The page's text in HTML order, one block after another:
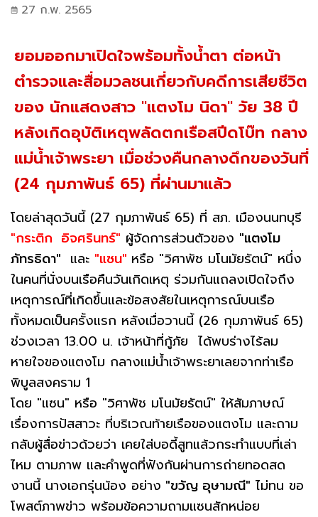
27 ก.พ. 2565
ยอมออกมาเปิดใจพร้อมทั้งน้ำตา ต่อหน้า
ตำรวจและสื่อมวลชนเกี่ยวกับคดีการเสียชีวิต
ของ นักแสดงสาว "แตงโม นิดา" วัย 38 ปี
หลังเกิดอุบัติเหตุพลัดตกเรือสปีดโบ๊ท กลาง
แม่น้ำเจ้าพระยา เมื่อช่วงคืนกลางดึกของวันที่
(24 กุมภาพันธ์ 65) ที่ผ่านมาแล้ว
โดยล่าสุดวันนี้ (27 กุมภาพันธ์ 65) ที่ สภ. เมืองนนทบุรี
"กระติก อิจศรินทร์" ผู้จัดการส่วนตัวของ "แตงโม
ภัทรธิดา" และ "แซน" หรือ "วิศาพัช มโนมัยรัตน์" หนึ่ง
ในคนที่นั่งบนเรือคืนวันเกิดเหตุ ร่วมกันแถลงเปิดใจถึง
เหตุการณ์ที่เกิดขึ้นและข้อสงสัยในเหตุการณ์บนเรือ
ทั้งหมดเป็นครั้งแรก หลังเมื่อวานนี้ (26 กุมภาพันธ์ 65)
ช่วงเวลา 13.00 น. เจ้าหน้าที่กู้ภัย ได้พบร่างไร้ลม
หายใจของแตงโม กลางแม่น้ำเจ้าพระยาเลยจากท่าเรือ
พิบูลสงคราม 1
โดย "แซน" หรือ "วิศาพัช มโนมัยรัตน์" ให้สัมภาษณ์
เรื่องการปัสสาวะ ที่บริเวณท้ายเรือของแตงโม และถาม
กลับผู้สื่อข่าวด้วยว่า เคยใส่บอดี้สูทแล้วกระทำแบบที่เล่า
ไหม ตามภาพ และคำพูดที่ฟังกันผ่านการถ่ายทอดสด
งานนี้ นางเอกรุ่นน้อง อย่าง "ขวัญ อุษามณี" ไม่ทน ขอ
โพสต์ภาพข่าว พร้อมข้อความถามแซนสักหน่อย